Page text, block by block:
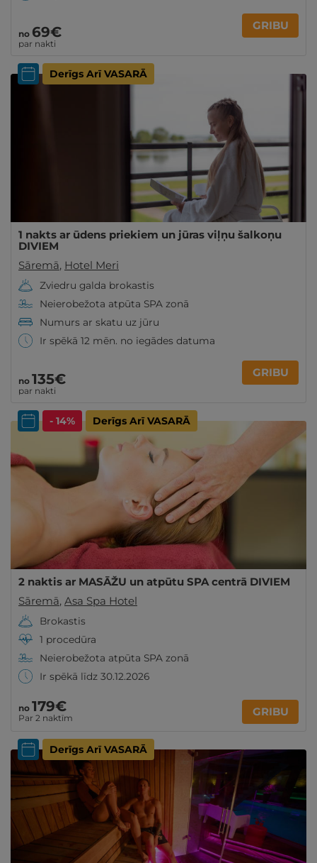
no 69€
par nakti
GRIBU
Derīgs Arī VASARĀ
1 nakts ar ūdens priekiem un jūras viļņu šalkoņu
DIVIEM
Sāremā, Hotel Meri
Zviedru galda brokastis
Neierobežota atpūta SPA zonā
Numurs ar skatu uz jūru
Ir spēkā 12 mēn. no iegādes datuma
no 135€
par nakti
GRIBU
- 14% Derīgs Arī VASARĀ
2 naktis ar MASĀŽU un atpūtu SPA centrā DIVIEM
Sāremā, Asa Spa Hotel
Brokastis
1 procedūra
Neierobežota atpūta SPA zonā
Ir spēkā līdz 30.12.2026
no 179€
Par 2 naktīm GRIBU
Derīgs Arī VASARĀ